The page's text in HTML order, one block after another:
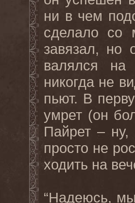
ни в чем
сделало со
завязал, но
валялся
никогда не
пьют. В
умрет (он
Пайрет– ну,
просто не
ходить на
“Надеюсь,